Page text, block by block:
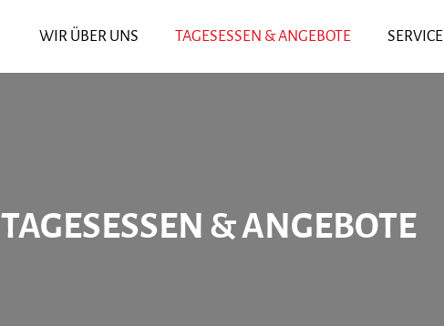
WIR ÜBER UNS TAGESESSEN & ANGEBOTE SERVICE
TAGESESSEN & ANGEBOTE